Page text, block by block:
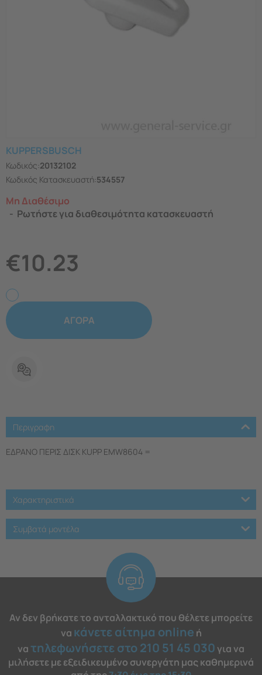
KUPPERSBUSCH
Κωδικός:20132102
Κωδικός Κατασκευαστή:534557
Μη Διαθέσιμο
Ρωτήστε για διαθεσιμότητα κατασκευαστή
€10.23
ΑΓΟΡΑ
Περιγραφη
ΕΔΡΑΝΟ ΠΕΡΙΣ ΔΙΣΚ KUPP EMW8604 =
Χαρακτηριστικά
Συμβατά μοντέλα
Αν δεν βρήκατε το ανταλλακτικό που θέλετε μπορείτε
να κάνετε αίτημα online ή
νατηλεφωνήσετε στο 210 51 45 030 για να
μιλήσετε με εξειδικευμένο συνεργάτη μας καθημερινά